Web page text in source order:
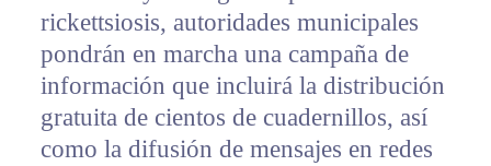
rickettsiosis, autoridades municipales
pondrán en marcha una campaña de
información que incluirá la distribución
gratuita de cientos de cuadernillos, así
como la difusión de mensajes en redes